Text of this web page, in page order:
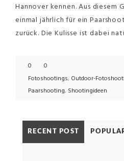
Hannover kennen. Aus diesem
einmal jährlich für ein
zurück. Die Kulisse ist dabei
0
0
Fotoshootings, Outdoor-
Paarshooting, Shootingideen
RECENT POST